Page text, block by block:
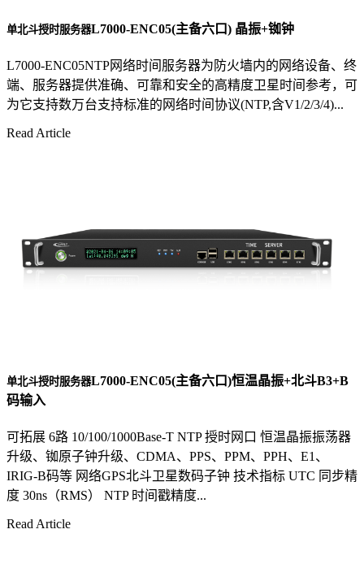
单北斗授时服务器L7000-ENC05(主备六口) 晶振+铷钟
L7000-ENC05NTP网络时间服务器为防火墙内的网络设备、终
端、服务器提供准确、可靠和安全的高精度卫星时间参考，可
为它支持数万台支持标准的网络时间协议(NTP,含V1/2/3/4)...
Read Article
单北斗授时服务器L7000-ENC05(主备六口)恒温晶振+北斗B3+B
码输入
可拓展 6路 10/100/1000Base-T NTP 授时网口 恒温晶振振荡器
升级、铷原子钟升级、CDMA、PPS、PPM、PPH、E1、
IRIG-B码等 网络GPS北斗卫星数码子钟 技术指标 UTC 同步精
度 30ns（RMS） NTP 时间戳精度...
Read Article